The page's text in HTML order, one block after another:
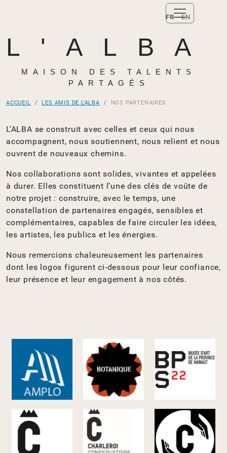
FR EN
L'ALBA
MAISON DES TALENTS
PARTAGÉS
ACCUEIL LES AMIS DE L’ALBA NOS PARTENAIRES
L’ALBA se construit avec celles et ceux qui nous
accompagnent, nous soutiennent, nous relient et nous
ouvrent de nouveaux chemins.
Nos collaborations sont solides, vivantes et appelées
à durer. Elles constituent l’une des clés de voûte de
notre projet : construire, avec le temps, une
constellation de partenaires engagés, sensibles et
complémentaires, capables de faire circuler les idées,
les artistes, les publics et les énergies.
Nous remercions chaleureusement les partenaires
dont les logos figurent ci-dessous pour leur confiance,
leur présence et leur engagement à nos côtés.